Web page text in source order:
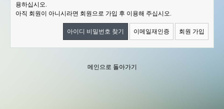
용하십시오.
아직 회원이 아니시라면 회원으로 가입 후 이용해 주십시오.
아이디 비밀번호 찾기 이메일재인증 회원 가입
메인으로 돌아가기